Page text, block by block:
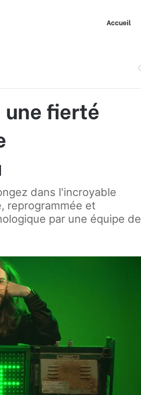
Accueil
une fierté
dans l'incroyable
reprogrammée et
par une équipe de